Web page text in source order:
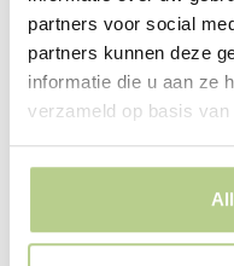
partners voor social
partners kunnen deze
informatie die u aan ze
verzameld op basis
twee meter en wordt
om de doorstroming
ruimtelijkheid te
Bekijk het